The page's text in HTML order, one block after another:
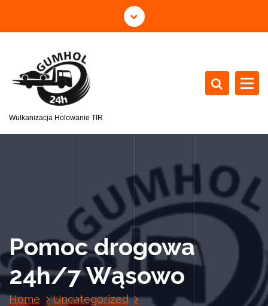
Wulkanizacja Holowanie TIR
Pomoc drogowa
24h/7 Wąsowo
Home
Uncategorized